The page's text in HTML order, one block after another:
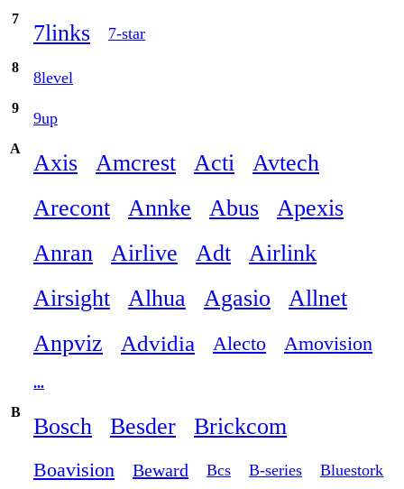
7
7links 7-star
8
8level
9
9up
A
Axis Amcrest Acti
Avtech
Arecont
Annke Abus
Apexis
Anran
Airlive Adt
Airlink
Airsight
Alhua Agasio
Allnet
Anpviz
Advidia Alecto Amovision
...
B
Bosch Besder Brickcom
Boavision Beward Bcs B-series Bluestork